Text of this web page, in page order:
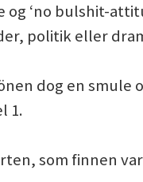
‘no bulshit-
politik eller
dog en smule
1.
som finnen